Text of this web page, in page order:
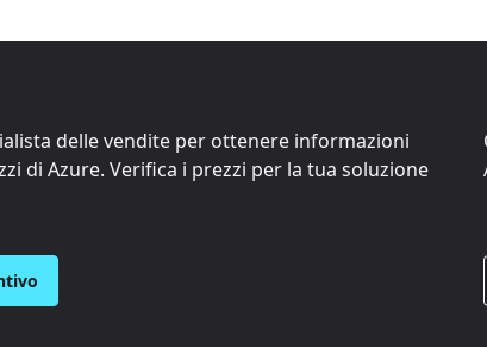
delle vendite per ottenere informazioni
di Azure. Verifica i prezzi per la tua soluzione